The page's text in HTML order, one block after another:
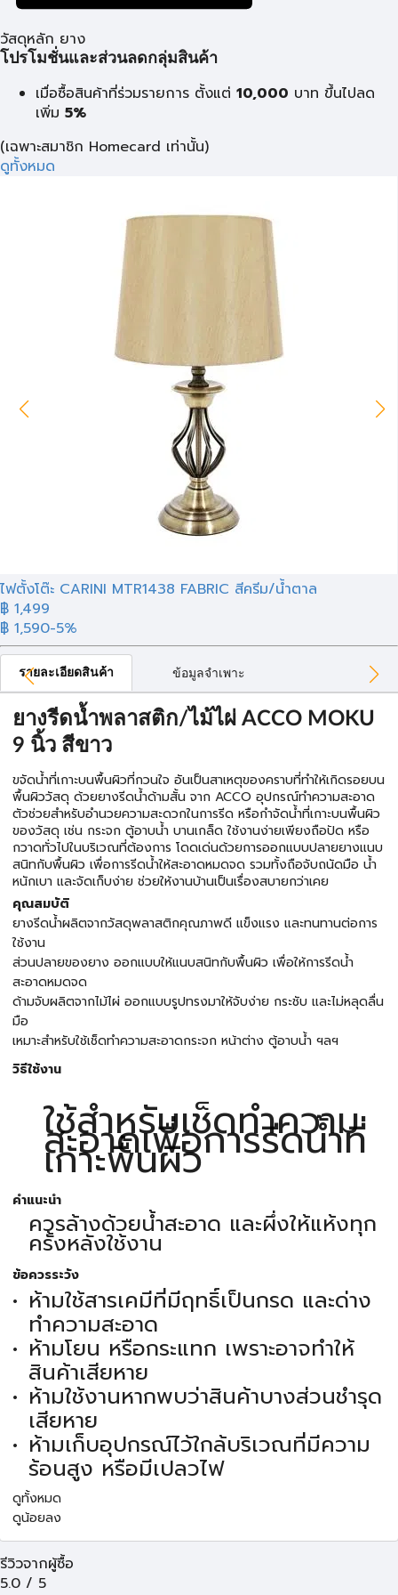
วัสดุหลัก ยาง
โปรโมชั่นและส่วนลดกลุ่มสินค้า
เมื่อซื้อสินค้าที่ร่วมรายการ ตั้งแต่ 10,000 บาท ขึ้นไปลด
เพิ่ม 5%
(เฉพาะสมาชิก Homecard เท่านั้น)
ดูทั้งหมด
ไฟตั้งโต๊ะ CARINI MTR1438 FABRIC สีครีม/น้ำตาล
฿ 1,499
฿ 1,590-5%
รายละเอียดสินค้า ข้อมูลจำเพาะ
ยางรีดน้ำพลาสติก/ไม้ไผ่ ACCO MOKU
9 นิ้ว สีขาว
ขจัดน้ำที่เกาะบนพื้นผิวที่กวนใจ อันเป็นสาเหตุของคราบที่ทำให้เกิดรอยบน
พื้นผิววัสดุ ด้วยยางรีดน้ำด้ามสั้น จาก ACCO อุปกรณ์ทำความสะอาด
ตัวช่วยสำหรับอำนวยความสะดวกในการรีด หรือกำจัดน้ำที่เกาะบนพื้นผิว
ของวัสดุ เช่น กระจก ตู้อาบน้ำ บานเกล็ด ใช้งานง่ายเพียงถือปัด หรือ
กวาดทั่วไปในบริเวณที่ต้องการ โดดเด่นด้วยการออกแบบปลายยางแนบ
สนิทกับพื้นผิว เพื่อการรีดน้ำให้สะอาดหมดจด รวมทั้งถือจับถนัดมือ น้ำ
หนักเบา และจัดเก็บง่าย ช่วยให้งานบ้านเป็นเรื่องสบายกว่าเคย
คุณสมบัติ
ยางรีดน้ำผลิตจากวัสดุพลาสติกคุณภาพดี แข็งแรง และทนทานต่อการ
ใช้งาน
ส่วนปลายของยาง ออกแบบให้แนบสนิทกับพื้นผิว เพื่อให้การรีดน้ำ
สะอาดหมดจด
ด้ามจับผลิตจากไม้ไผ่ ออกแบบรูปทรงมาให้จับง่าย กระชับ และไม่หลุดลื่น
มือ
เหมาะสำหรับใช้เช็ดทำความสะอาดกระจก หน้าต่าง ตู้อาบน้ำ ฯลฯ
วิธีใช้งาน
ใช้สำหรับเช็ดทำความ
สะอาดเพื่อการรีดน้ำที่
เกาะพื้นผิว
คำแนะนำ
ควรล้างด้วยน้ำสะอาด และผึ่งให้แห้งทุก
ครั้งหลังใช้งาน
ข้อควรระวัง
ห้ามใช้สารเคมีที่มีฤทธิ์เป็นกรด และด่าง
ทำความสะอาด
ห้ามโยน หรือกระแทก เพราะอาจทำให้
สินค้าเสียหาย
ห้ามใช้งานหากพบว่าสินค้าบางส่วนชำรุด
เสียหาย
ห้ามเก็บอุปกรณ์ไว้ใกล้บริเวณที่มีความ
ร้อนสูง หรือมีเปลวไฟ
ดูทั้งหมด
ดูน้อยลง
รีวิวจากผู้ซื้อ
5.0 / 5